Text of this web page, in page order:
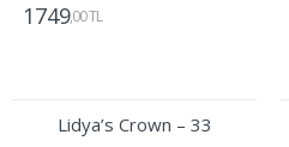
1749,00 TL
Lidya’s Crown – 33